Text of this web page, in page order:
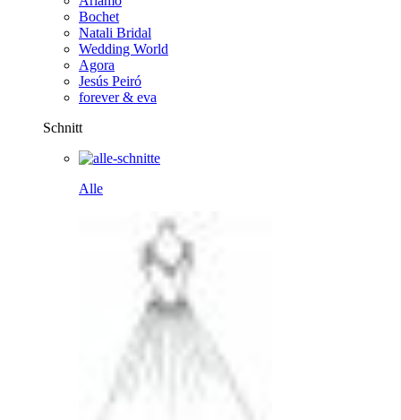
Bochet
Natali Bridal
Wedding World
Agora
Jesús Peiró
forever & eva
Schnitt
Alle